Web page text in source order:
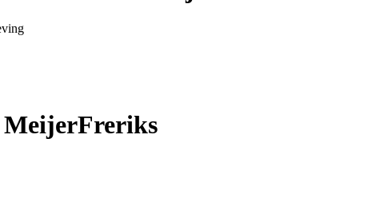
MeijerFreriks